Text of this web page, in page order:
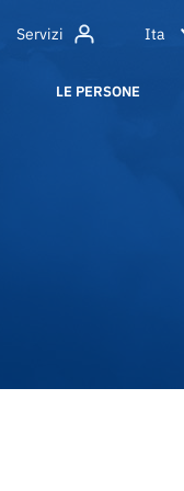
Servizi
LE PERSONE